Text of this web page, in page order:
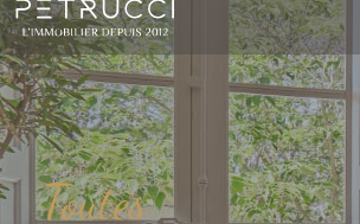
Toutes